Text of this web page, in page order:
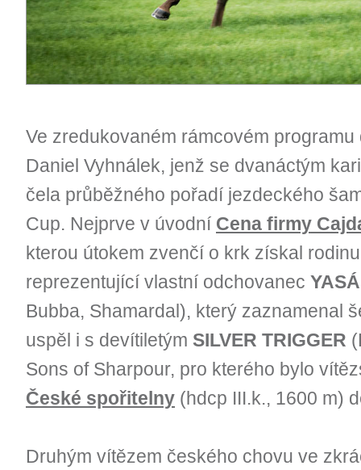
Ve zredukovaném rámcovém
Daniel Vyhnálek, jenž se dvanáctým
čela průběžného pořadí jezdeckého
Cup. Nejprve v úvodní Cena firmy
kterou útokem zvenčí o krk získal
reprezentující vlastní odchovanec
Bubba, Shamardal), který zaznamenal
uspěl i s devítiletým SILVER TRIGGER
Sons of Sharpour, pro kterého bylo
České spořitelny (hdcp III.k., 1600 m)
Druhým vítězem českého chovu ve